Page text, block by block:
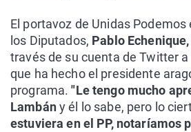
El portavoz de Unidas Podemos
los Diputados, Pablo Echenique,
través de su cuenta de Twitter
que ha hecho el presidente
programa."Le tengo mucho
Lambány él lo sabe, pero lo
estuviera en el PP, notaríamos